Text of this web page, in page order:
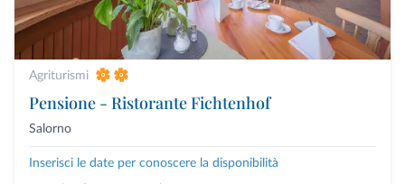
Agriturismi
Pensione - Ristorante Fichtenhof
Salorno
Inserisci le date per conoscere la disponibilità